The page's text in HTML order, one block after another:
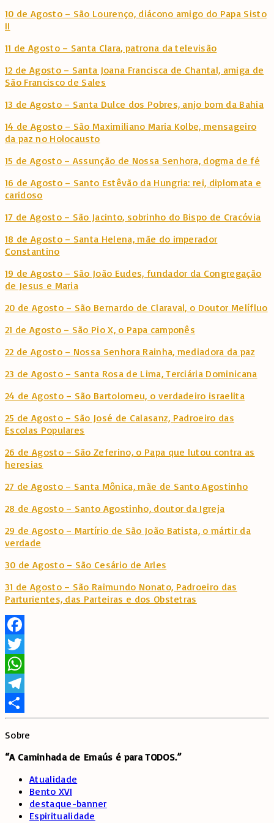
10 de Agosto – São Lourenço, diácono amigo do Papa Sisto
II
11 de Agosto – Santa Clara, patrona da televisão
12 de Agosto – Santa Joana Francisca de Chantal, amiga de
São Francisco de Sales
13 de Agosto – Santa Dulce dos Pobres, anjo bom da Bahia
14 de Agosto – São Maximiliano Maria Kolbe, mensageiro
da paz no Holocausto
15 de Agosto – Assunção de Nossa Senhora, dogma de fé
16 de Agosto – Santo Estêvão da Hungria: rei, diplomata e
caridoso
17 de Agosto – São Jacinto, sobrinho do Bispo de Cracóvia
18 de Agosto – Santa Helena, mãe do imperador
Constantino
19 de Agosto – São João Eudes, fundador da Congregação
de Jesus e Maria
20 de Agosto – São Bernardo de Claraval, o Doutor Melífluo
21 de Agosto – São Pio X, o Papa camponês
22 de Agosto – Nossa Senhora Rainha, mediadora da paz
23 de Agosto – Santa Rosa de Lima, Terciária Dominicana
24 de Agosto – São Bartolomeu, o verdadeiro israelita
25 de Agosto – São José de Calasanz, Padroeiro das
Escolas Populares
26 de Agosto – São Zeferino, o Papa que lutou contra as
heresias
27 de Agosto – Santa Mônica, mãe de Santo Agostinho
28 de Agosto – Santo Agostinho, doutor da Igreja
29 de Agosto – Martírio de São João Batista, o mártir da
verdade
30 de Agosto – São Cesário de Arles
31 de Agosto – São Raimundo Nonato, Padroeiro das
Parturientes, das Parteiras e dos Obstetras
Facebook
Twitter
WhatsApp
Telegram
Share
Sobre
“A Caminhada de Emaús é para TODOS.”
Atualidade
Bento XVI
destaque-banner
Espiritualidade